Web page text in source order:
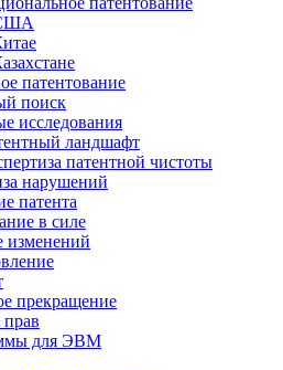
патентование
поиск
исследования
ландшафт
патентной чистоты
нарушений
патента
в силе
изменений
прекращение
прав
для ЭВМ